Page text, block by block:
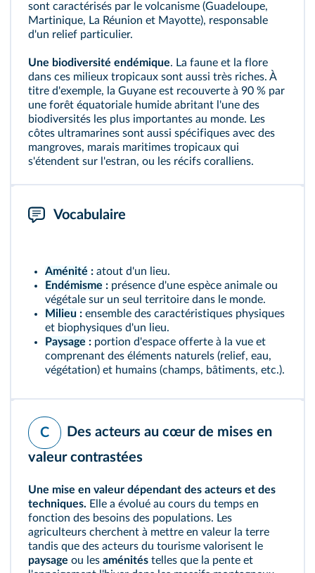
sont caractérisés par le volcanisme (Guadeloupe,
Martinique, La Réunion et Mayotte), responsable
d'un relief particulier.
Une biodiversité endémique. La faune et la flore
dans ces milieux tropicaux sont aussi très riches. À
titre d'exemple, la Guyane est recouverte à 90 % par
une forêt équatoriale humide abritant l'une des
biodiversités les plus importantes au monde. Les
côtes ultramarines sont aussi spécifiques avec des
mangroves, marais maritimes tropicaux qui
s'étendent sur l'estran, ou les récifs coralliens.
Vocabulaire
Aménité : atout d'un lieu.
Endémisme : présence d'une espèce animale ou
végétale sur un seul territoire dans le monde.
Milieu : ensemble des caractéristiques physiques
et biophysiques d'un lieu.
Paysage : portion d'espace offerte à la vue et
comprenant des éléments naturels (relief, eau,
végétation) et humains (champs, bâtiments, etc.).
C
Des acteurs au cœur de mises en
valeur contrastées
Une mise en valeur dépendant des acteurs et des
techniques. Elle a évolué au cours du temps en
fonction des besoins des populations. Les
agriculteurs cherchent à mettre en valeur la terre
tandis que des acteurs du tourisme valorisent le
paysage ou les aménités telles que la pente et